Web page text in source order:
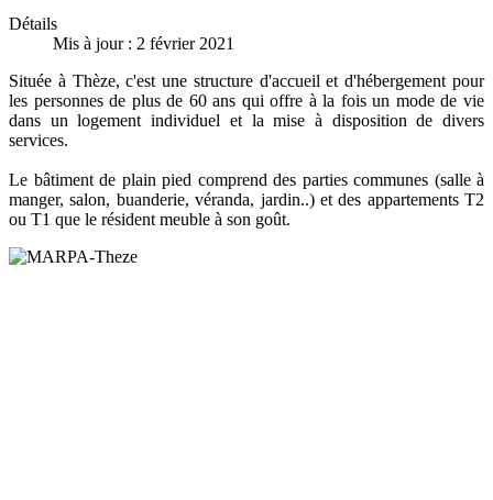
Détails
Mis à jour : 2 février 2021
Située à Thèze, c'est une structure d'accueil et d'hébergement pour
les personnes de plus de 60 ans qui offre à la fois un mode de vie
dans un logement individuel et la mise à disposition de divers
services.
Le bâtiment de plain pied comprend des parties communes (salle à
manger, salon, buanderie, véranda, jardin..) et des appartements T2
ou T1 que le résident meuble à son goût.